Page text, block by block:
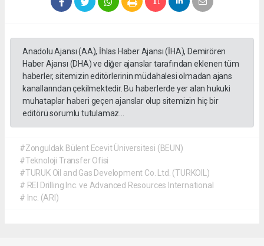
Anadolu Ajansı (AA), İhlas Haber Ajansı (İHA), Demirören
Haber Ajansı (DHA) ve diğer ajanslar tarafından eklenen tüm
haberler, sitemizin editörlerinin müdahalesi olmadan ajans
kanallarından çekilmektedir. Bu haberlerde yer alan hukuki
muhataplar haberi geçen ajanslar olup sitemizin hiç bir
editörü sorumlu tutulamaz...
#Zonguldak Bülent Ecevit Üniversitesi (BEUN)
#Teknoloji Transfer Ofisi
#TURUK Oil and Gas Development Co. Ltd. (TURKOIL)
# REI Drilling Inc. ve Advanced Resources International
# Inc. (ARI)